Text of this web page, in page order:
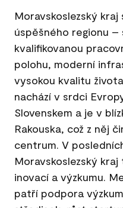
Moravskoslezský
úspěšného regionu –
kvalifikovanou
polohu, moderní
vysokou kvalitu
nachází v srdci
Slovenskem a je v
Rakouska, což z něj
centrum. V
Moravskoslezský
inovací a výzkumu.
patří podpora